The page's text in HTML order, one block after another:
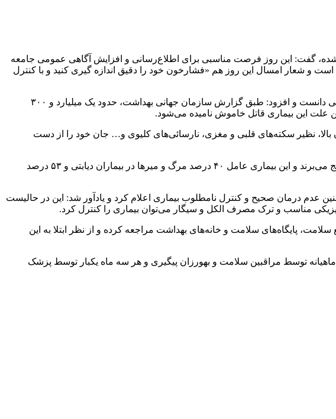
به عنوان روز جهانی فشارخون نامگذاری شده، گفت: این روز فرصت مناسبی برای اطلاع‌رسانی و افزایش آگاهی عمومی جامعه
و شعار امسال این روز هم «فشارخون خود را دقیق اندازه گیری کنید و با کنترل
وی فشارخون بالا را مهمترین عامل خطر در بروز بیماری‌های قلبی عروقی، سکته‌های مغزی، نارسائی‌های کلیوی و نابینائی دانست و افزود: طبق گزارش سازمان جهانی بهداشت، حدود یک میلیارد و ۳۰۰
بیماری‌های مرتبط با فشارخون بالا، نظیر سکته‌های قلبی و مغزی، نارسائی‌های کلیوی و… جان خود را از دست
ایمانی خاطرنشان کرد: براساس آمارهای وزارت بهداشت، در کشور ما هم یک سوم جمعیت بزرگسال از فشارخون بالا رنج می‌برند و این بیماری عامل ۴۰ درصد مرگ و میرها در بیماران دیابتی و ۵۳ درصد
عدم درمان صحیح و کنترل نامطلوب بیماری اعلام کرد و یادآور شد: این در حالیست
مناسب و ترک مصرف الکل و سیگار می‌توان بیماری را کنترل کرد.
جامع سلامت، پایگاه‌های سلامت و خانه‌های بهداشت مراجعه کرده و از نظر ابتلا به این
توسط مراقبین سلامت و بهورزان پیگیری و هر سه ماه یکبار توسط پزشک